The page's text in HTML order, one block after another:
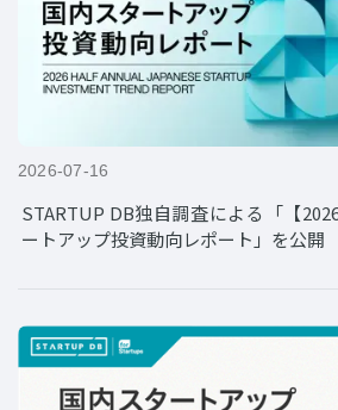
2026-07-16
STARTUP DB独自調査による「【
ートアップ投資動向レポート」を公開